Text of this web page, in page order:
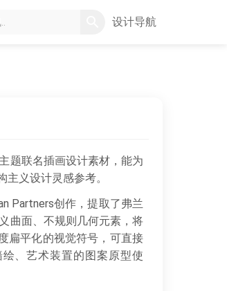
设计导航
题联名插画设计素材，能为
义设计灵感参考。
Partners创作，提取了弗兰
曲面、不规则几何元素，将
扁平化的视觉符号，可直接
、艺术装置的图案原型使